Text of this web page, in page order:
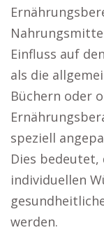
Einfluss auf
als die
Büchern oder
speziell
Dies bedeutet,
individuellen
werden.